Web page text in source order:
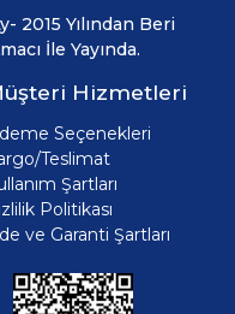
2015 Yılından Beri
İle Yayında.
Hizmetleri
Seçenekleri
Teslimat
Şartları
Politikası
ve Garanti Şartları